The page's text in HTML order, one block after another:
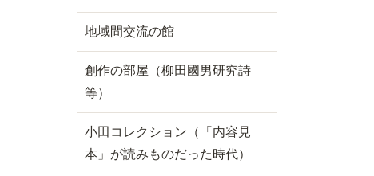
地域間交流の館
創作の部屋（柳田國男研究詩
等）
小田コレクション（「内容見
本」が読みものだった時代）